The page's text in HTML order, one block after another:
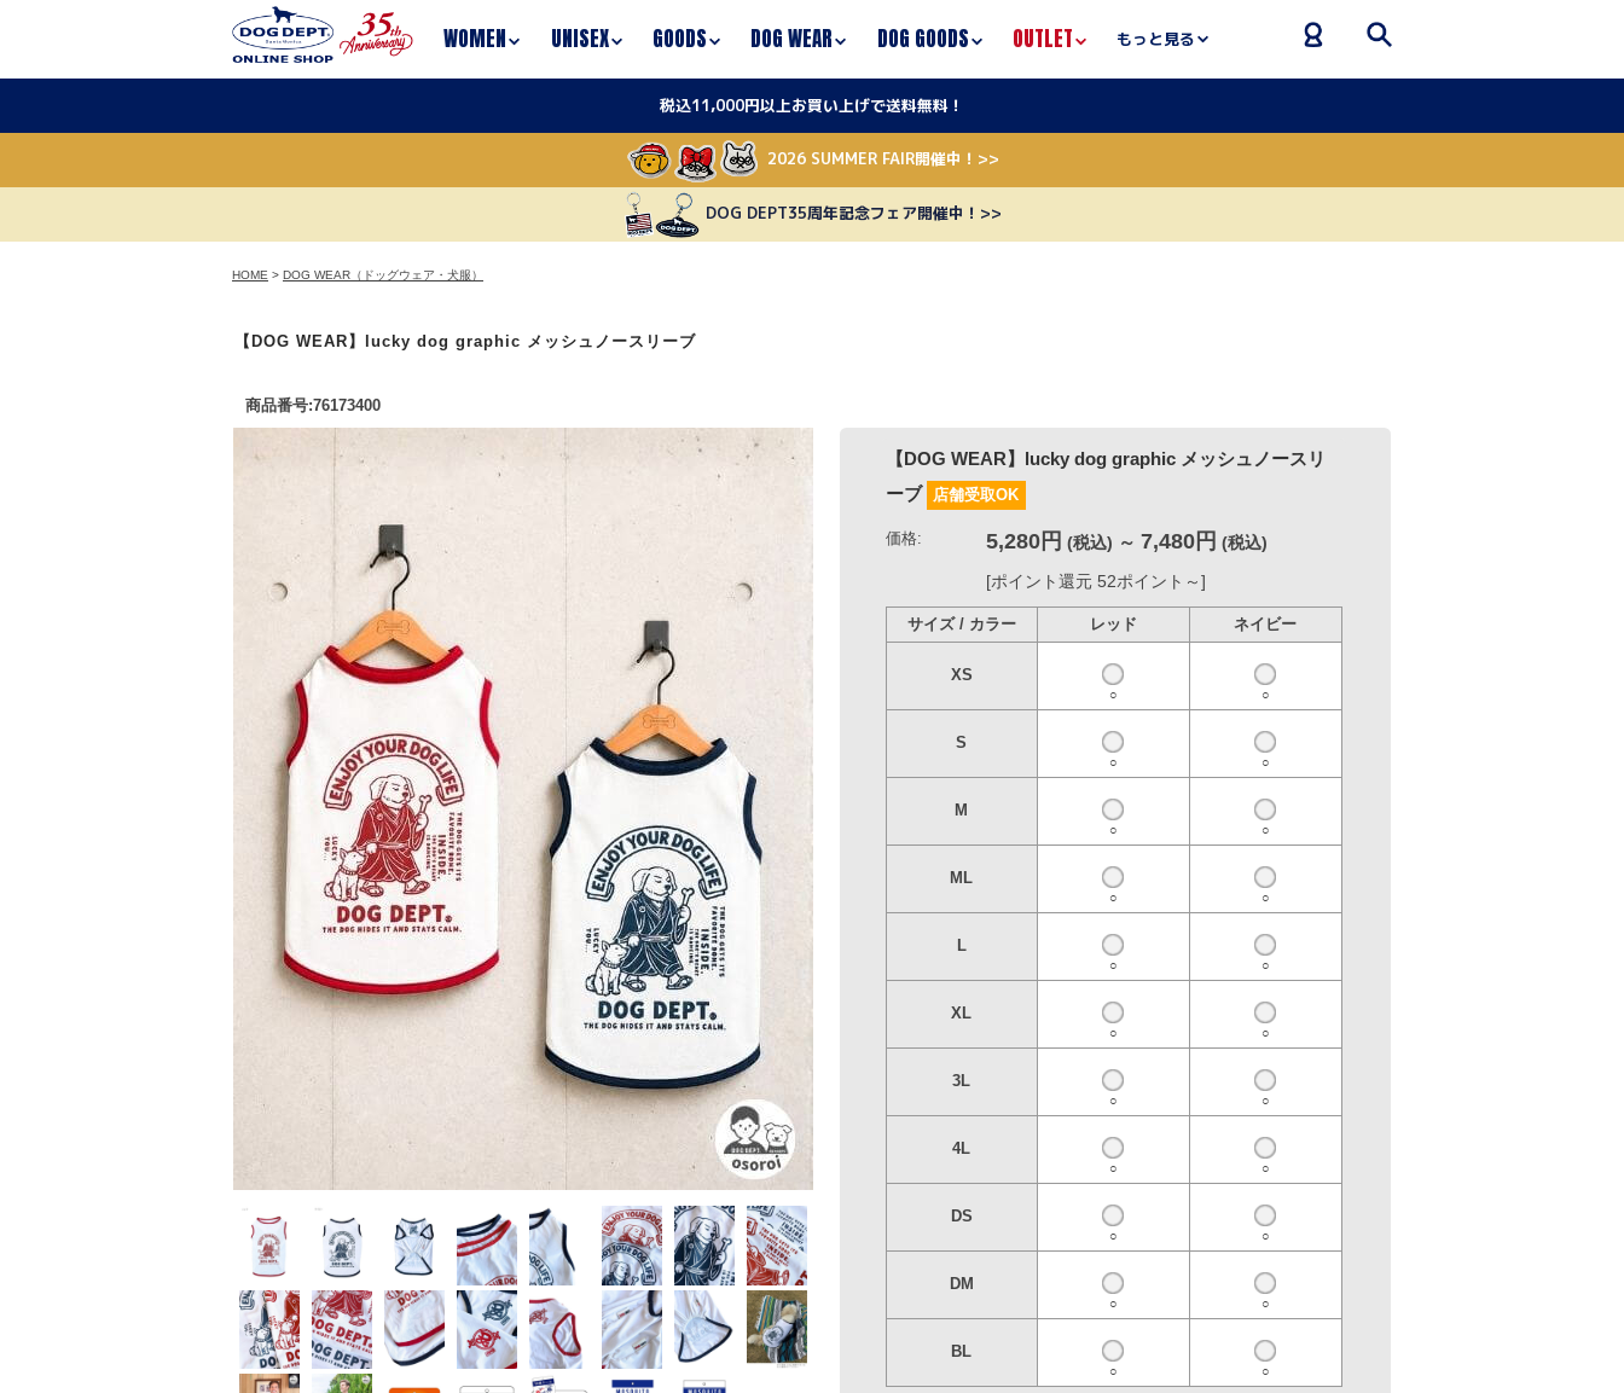
WOMEN UNISEX GOODS DOG WEAR DOG GOODS OUTLET もっと見る
税込11,000円以上お買い上げで送料無料！
2026 SUMMER FAIR開催中！>>
DOG DEPT35周年記念フェア開催中！>>
HOME > DOG WEAR（ドッグウェア・犬服）
【DOG WEAR】lucky dog graphic メッシュノースリーブ
商品番号:76173400
店舗受取OK
5,280円(税込) ～
[ポイント還元 52ポイント～]
○ ○
価格:
購入数: